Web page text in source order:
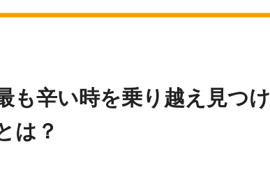
も辛い時を乗り越え見つけ
は？